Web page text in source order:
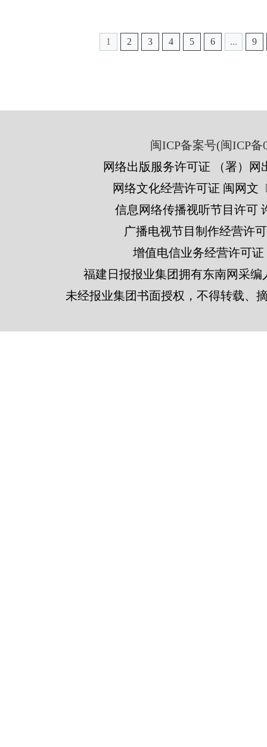
1 2 3 4 5 6 ... 9
闽ICP备案号(闽ICP备
网络出版服务许可证 （署）网
网络文化经营许可证 闽网文
信息网络传播视听节目许可
广播电视节目制作经营许
增值电信业务经营许可证
福建日报报业集团拥有东南网采
未经报业集团书面授权，不得转载、